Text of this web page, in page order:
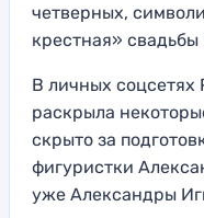
четверных,
крестная»
В личных соцсетях
раскрыла
скрыто за
фигуристки
уже Александры